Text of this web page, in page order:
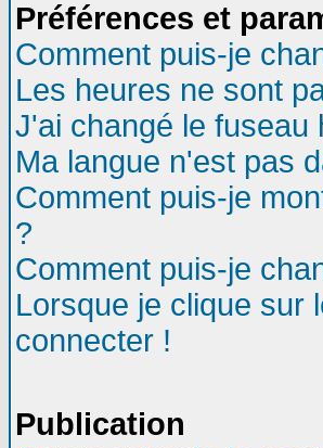
Préférences et
Comment puis-je
Les heures ne sont
J'ai changé le fuseau
Ma langue n'est pas
Comment puis-je
?
Comment puis-je
Lorsque je clique sur
connecter !
Publication